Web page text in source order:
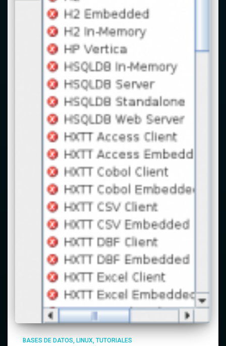
BASES DE DATOS LINUX TUTORIALES